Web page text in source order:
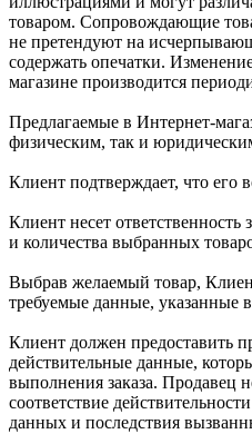
товаром. Сопровождающие
не претендуют на
содержать опечатки.
магазине производится
Предлагаемые в Интернет-
физическим, так и
Клиент подтверждает, что его
Клиент несет ответственность
и количества выбранных
Выбрав желаемый товар,
требуемые данные, указанные
Клиент должен предоставить
действительные данные,
выполнения заказа. Продавец
соответствие
данных и последствия